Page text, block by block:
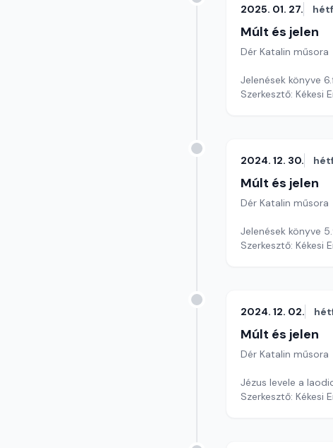
2025. 01. 27.
Múlt és jelen
Dér Katalin műsora
Jelenések könyve
Szerkesztő: Kékesi
2024. 12. 30.
Múlt és jelen
Dér Katalin műsora
Jelenések könyve
Szerkesztő: Kékesi
2024. 12. 02.
Múlt és jelen
Dér Katalin műsora
Jézus levele a
Szerkesztő: Kékesi